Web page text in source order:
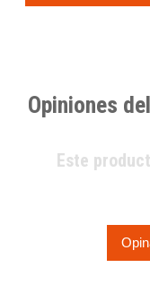
Opiniones
Este